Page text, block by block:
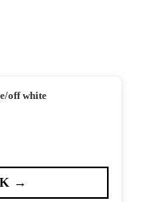
off white
→